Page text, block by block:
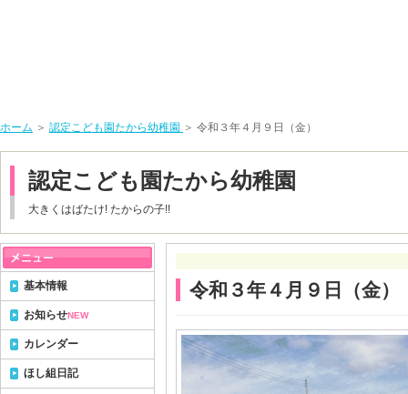
ホーム ＞ 認定こども園たから幼稚園 ＞ 令和３年４月９日（金）
認定こども園たから幼稚園
大きくはばたけ! たからの子!!
令和３年４月９日（金）
基本情報
お知らせNEW
カレンダー
ほし組日記